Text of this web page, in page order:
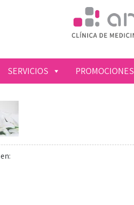
SERVICIOS PROMOCIONES
en: